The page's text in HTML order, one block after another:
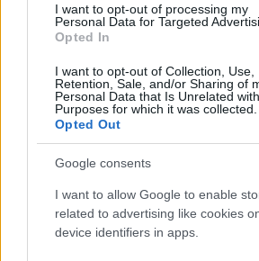
I want to opt-out of processing my
Personal Data for Targeted
Opted In
I want to opt-out of Collection, Use,
Retention, Sale, and/or Sharing of
Personal Data that Is Unrelated
Purposes for which it was collected.
Opted Out
Google consents
I want to allow Google to enable
related to advertising like cookies
device identifiers in apps.
κατάλληλος άνθρωπος για να
κρίσιμη αποστολή της
Και αυτή η αναγνώριση
ανταγωνισμό και πολύ
πάντα, δυστυχώς, υπάρχει στην
τέτοιο χάρισμα είναι πραγματικά